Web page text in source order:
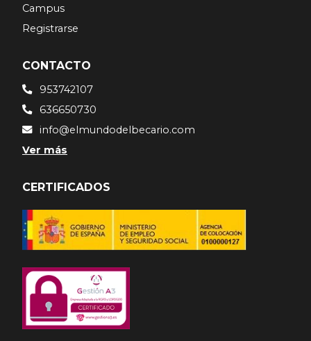
Campus
Registrarse
CONTACTO
953742107
636650730
info@elmundodelbecario.com
Ver más
CERTIFICADOS